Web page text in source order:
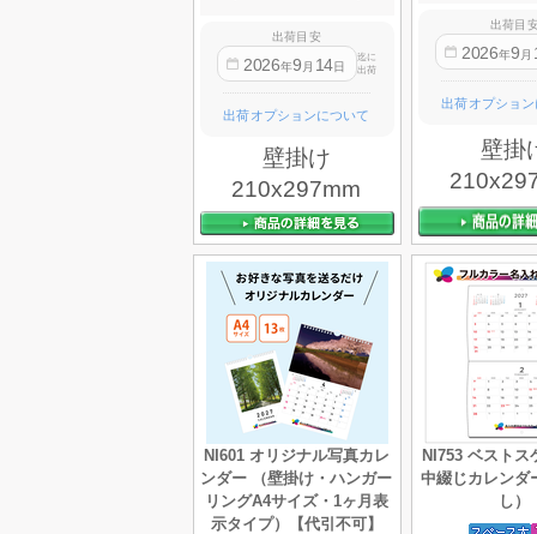
出荷目安
2026年9 月 14日
迄に
出荷
出荷オプションについて
壁掛け
210x297mm
出荷目
2026年9 月
出荷オプショ
壁掛
NI601 オリジナル写真カレ
ンダー （壁掛け・ハンガー
リングA4サイズ・1ヶ月表
示タイプ）【代引不可】
NI753 ベストス
中綴じカレンダ
し）